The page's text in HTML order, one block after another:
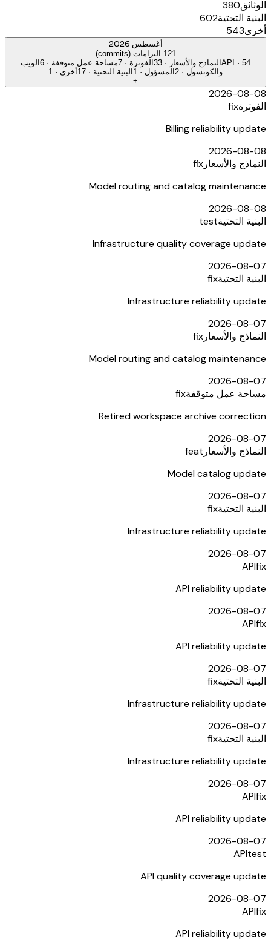
الوثائق380
البنية التحتية602
أخرى543
أغسطس 2026
121 التزامات (commits)
API · 54 النماذج والأسعار ·
33الفوترة ·
7مساحة عمل متوقفة ·
6الويب
والكونسول ·
2المسؤول ·
1البنية التحتية ·
17 أخرى ·
1
+
2026-08-08
الفوترةfix
Billing reliability update
2026-08-08
النماذج والأسعار fix
Model routing and catalog maintenance
2026-08-08
البنية التحتيةtest
Infrastructure quality coverage update
2026-08-07
البنية التحتيةfix
Infrastructure reliability update
2026-08-07
النماذج والأسعار fix
Model routing and catalog maintenance
2026-08-07
مساحة عمل متوقفةfix
Retired workspace archive correction
2026-08-07
النماذج والأسعار feat
Model catalog update
2026-08-07
البنية التحتيةfix
Infrastructure reliability update
2026-08-07
APIfix
API reliability update
2026-08-07
APIfix
API reliability update
2026-08-07
البنية التحتيةfix
Infrastructure reliability update
2026-08-07
البنية التحتيةfix
Infrastructure reliability update
2026-08-07
APIfix
API reliability update
2026-08-07
APItest
API quality coverage update
2026-08-07
APIfix
API reliability update